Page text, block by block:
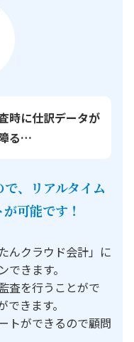
時に仕訳データが
る…
、リアルタイム
可能です！
んクラウド会計」に
きます。
査を行うことがで
きます。
トができるので顧問